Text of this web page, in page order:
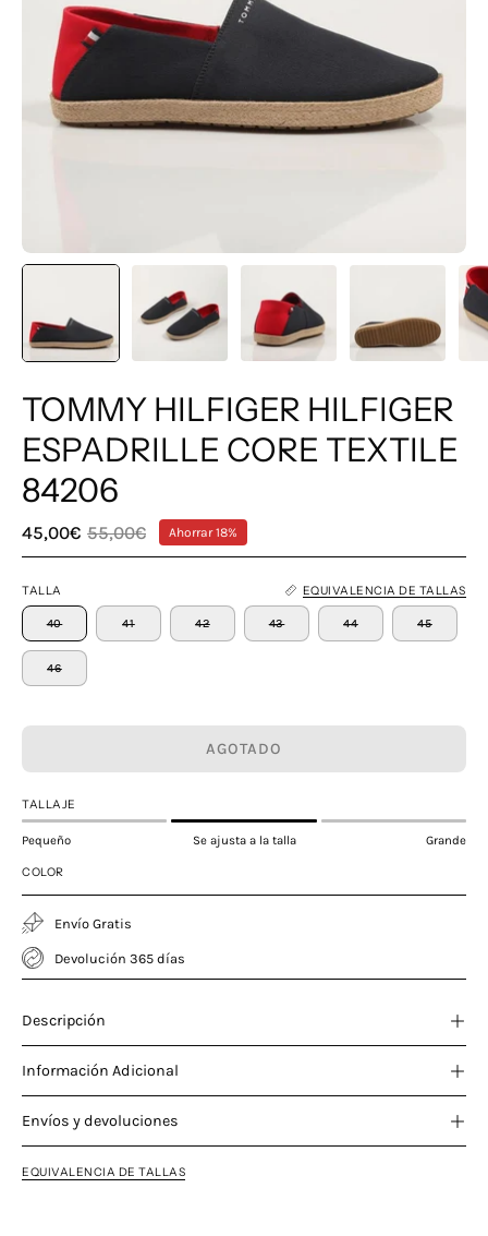
TOMMY HILFIGER HILFIGER
ESPADRILLE CORE TEXTILE
84206
45,00€ 55,00€ Ahorrar18%
TALLA EQUIVALENCIA DE TALLAS
40 41 42 43 44 45
46
AGOTADO
TALLAJE
Pequeño Se ajusta a la talla Grande
COLOR
Envío Gratis
Devolución 365 días
Descripción
Información Adicional
Envíos y devoluciones
EQUIVALENCIA DE TALLAS